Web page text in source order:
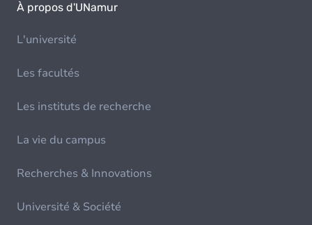
À propos d'UNamur
L'université
Les facultés
Les instituts de recherche
La vie du campus
Recherches & Innovations
Université & Société